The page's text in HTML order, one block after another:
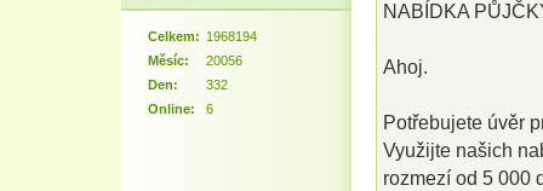
Online: 6
Celkem: 1968194
Měsíc:
20056
Den:
332
NABÍDKA
Ahoj.
Potřebujete úvěr
Využijte našich
rozmezí od 5 000